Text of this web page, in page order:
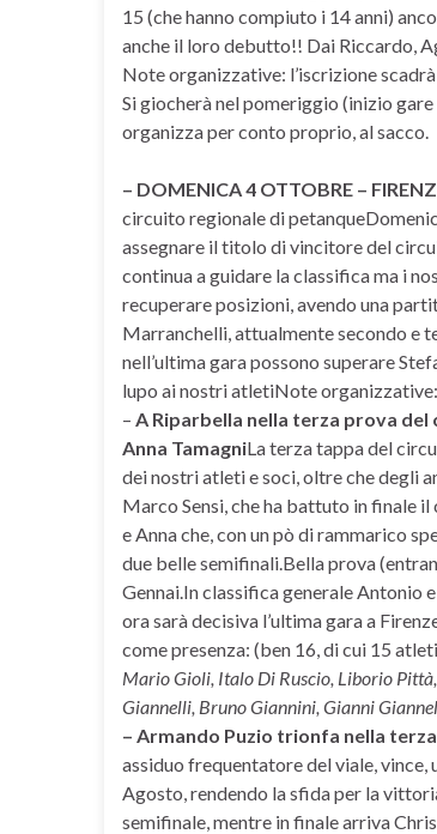
15 (che hanno compiuto i 14 anni)
anche il loro debutto!! Dai Riccardo,
Note organizzative: l’iscrizione
Si giocherà nel pomeriggio (inizio
organizza per conto proprio, al sacco.
– DOMENICA 4 OTTOBRE –
circuito regionale di
assegnare il titolo di vincitore del
continua a guidare la classifica ma i
recuperare posizioni, avendo una
Marranchelli, attualmente secondo e
nell’ultima gara possono superare
lupo ai nostri atletiNote
– A Riparbella nella terza prova
Anna TamagniLa terza tappa del
dei nostri atleti e soci, oltre che degli
Marco Sensi, che ha battuto in finale
e Anna che, con un pò di rammarico
due belle semifinali.Bella prova
Gennai.In classifica generale Antonio
ora sarà decisiva l’ultima gara a
come presenza: (ben 16, di cui 15
Mario Gioli, Italo Di Ruscio, Liborio
Giannelli, Bruno Giannini, Gianni
– Armando Puzio trionfa nella
assiduo frequentatore del viale,
Agosto, rendendo la sfida per la
semifinale, mentre in finale arriva